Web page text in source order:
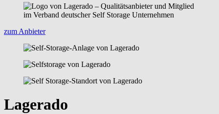
zum Anbieter
Lagerado